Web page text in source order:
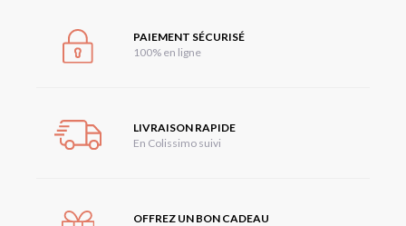
PAIEMENT SÉCURISÉ
100% en ligne
LIVRAISON RAPIDE
En Colissimo suivi
OFFREZ UN BON CADEAU